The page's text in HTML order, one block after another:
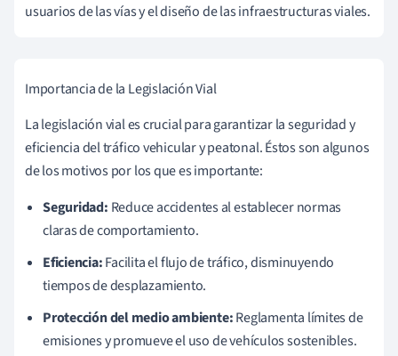
usuarios de las vías y el diseño de las infraestructuras viales.
Importancia de la Legislación Vial
La legislación vial es crucial para garantizar la seguridad y
eficiencia del tráfico vehicular y peatonal. Éstos son algunos
de los motivos por los que es importante:
Seguridad: Reduce accidentes al establecer normas
claras de comportamiento.
Eficiencia:Facilita el flujo de tráfico, disminuyendo
tiempos de desplazamiento.
Protección del medio ambiente:Reglamenta límites de
emisiones y promueve el uso de vehículos sostenibles.